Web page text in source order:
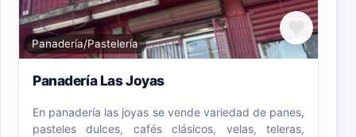
Panadería/Pastelería
Panadería Las Joyas
En panadería las joyas se vende variedad de panes,
pasteles dulces, cafés clásicos, velas, teleras,